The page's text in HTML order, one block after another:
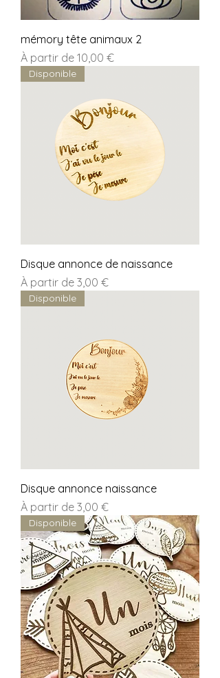
mémory tête animaux 2
À partir de 10,00 €
Prix promotionnel
Disponible
Disque annonce de naissance
À partir de 3,00 €
Prix promotionnel
Disponible
Disque annonce naissance
À partir de 3,00 €
Prix promotionnel
Disponible